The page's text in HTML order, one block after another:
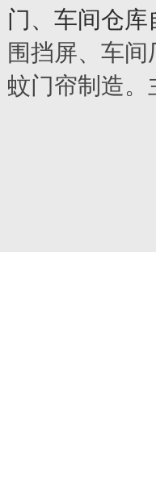
门、车间仓库
围挡屏、车
蚊门帘制造